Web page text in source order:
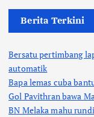
Berita Terkini
Bersatu pertimbang
automatik
Bapa lemas cuba
Gol Pavithran bawa
BN Melaka mahu